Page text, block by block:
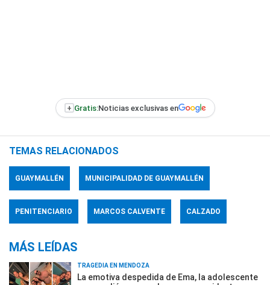
+ Gratis:Noticias exclusivas en
TEMAS RELACIONADOS
GUAYMALLÉN MUNICIPALIDAD DE GUAYMALLÉN
PENITENCIARIO MARCOS CALVENTE CALZADO
MÁS LEÍDAS
TRAGEDIA EN MENDOZA
La emotiva despedida de Ema, la adolescente